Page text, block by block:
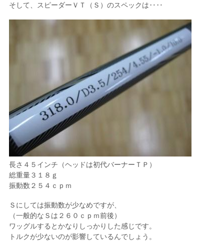
そして、スピーダーＶＴ（Ｓ）のスペックは‥‥
長さ４５インチ（ヘッドは初代バーナーＴＰ）
総重量３１８ｇ
振動数２５４ｃｐｍ
Ｓにしては振動数が少なめですが、
（一般的なＳは２６０ｃｐｍ前後）
ワッグルするとかなりしっかりした感じです。
トルクが少ないのが影響しているんでしょう。